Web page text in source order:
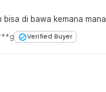
bisa di bawa kemana mana
Verified Buyer